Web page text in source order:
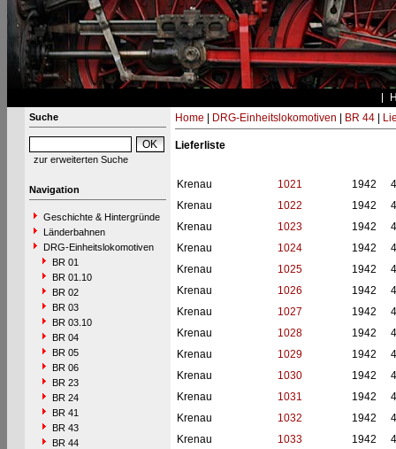
Suche
zur erweiterten Suche
Navigation
Geschichte & Hintergründe
Länderbahnen
DRG-Einheitslokomotiven
BR 01
BR 01.10
BR 02
BR 03
BR 03.10
BR 04
BR 05
BR 06
BR 23
BR 24
BR 41
BR 43
BR 44
Home DRG-Einheitslokomotiven BR 44|
Lieferliste
Krenau 1021 1942
Krenau
1022 1942
Krenau
1023 1942
Krenau
1024 1942
Krenau
1025 1942
Krenau
1026 1942
Krenau
1027 1942
Krenau
1028 1942
Krenau
1029 1942
Krenau
1030 1942
Krenau
1031 1942
Krenau
1032 1942
Krenau
1033 1942